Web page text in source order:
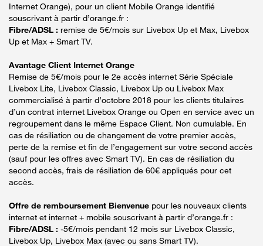
Internet Orange), pour un client Mobile Orange identifié
souscrivant à partir d’orange.fr :
Fibre/ADSL : remise de 5€/mois sur Livebox Up et Max, Livebox
Up et Max + Smart TV.
Avantage Client Internet Orange
Remise de 5€/mois pour le 2e accès internet Série Spéciale
Livebox Lite, Livebox Classic, Livebox Up ou Livebox Max
commercialisé à partir d’octobre 2018 pour les clients titulaires
d’un contrat internet Livebox Orange ou Open en service avec un
regroupement dans le même Espace Client. Non cumulable. En
cas de résiliation ou de changement de votre premier accès,
perte de la remise et fin de l’engagement sur votre second accès
(sauf pour les offres avec Smart TV). En cas de résiliation du
second accès, frais de résiliation de 60€ appliqués pour cet
accès.
Offre de remboursement Bienvenue pour les nouveaux clients
internet et internet + mobile souscrivant à partir d’orange.fr :
Fibre/ADSL : -5€/mois pendant 12 mois sur Livebox Classic,
Livebox Up, Livebox Max (avec ou sans Smart TV).